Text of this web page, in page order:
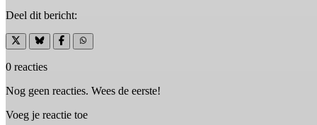
Deel dit bericht:
0 reacties
Nog geen reacties. Wees de eerste!
Voeg je reactie toe